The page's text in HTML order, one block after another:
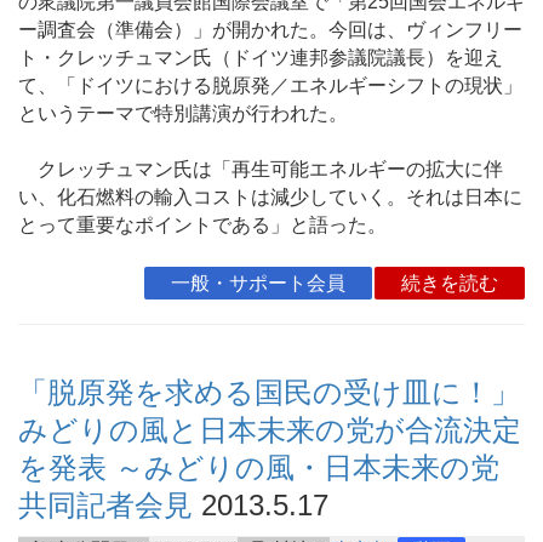
ー調査会（準備会）」が開かれた。今回は、ヴィンフリー
ト・クレッチュマン氏（ドイツ連邦参議院議長）を迎え
て、「ドイツにおける脱原発／エネルギーシフトの現状」
というテーマで特別講演が行われた。
クレッチュマン氏は「再生可能エネルギーの拡大に伴
い、化石燃料の輸入コストは減少していく。それは日本に
とって重要なポイントである」と語った。
一般・サポート会員 続きを読む
「脱原発を求める国民の受け皿に！」
みどりの風と日本未来の党が合流決定
を発表 ～みどりの風・日本未来の党
共同記者会見 2013.5.17